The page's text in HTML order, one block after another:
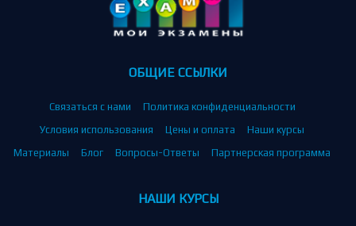
ОБЩИЕ ССЫЛКИ
Связаться с нами
Политика конфиденциальности
Условия использования
Цены и оплата
Наши курсы
Материалы
Блог Вопросы-Ответы Партнерская программа
НАШИ КУРСЫ